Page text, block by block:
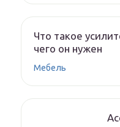
Что такое
чего он нужен
Мебель